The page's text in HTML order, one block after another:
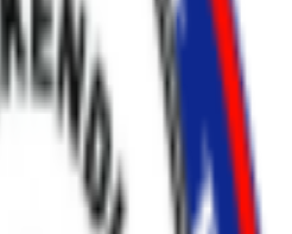
ElencoTransferências